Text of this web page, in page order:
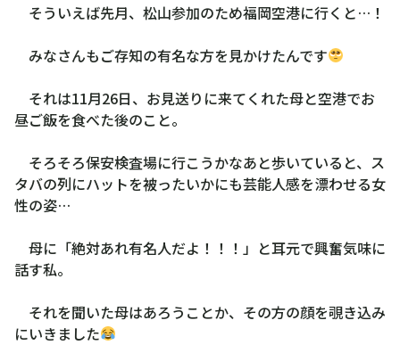
そういえば先月、松山参加のため福岡空港に行くと…！
みなさんもご存知の有名な方を見かけたんです
それは11月26日、お見送りに来てくれた母と空港でお
昼ご飯を食べた後のこと。
そろそろ保安検査場に行こうかなあと歩いていると、ス
タバの列にハットを被ったいかにも芸能人感を漂わせる女
性の姿…
母に「絶対あれ有名人だよ！！！」と耳元で興奮気味に
話す私。
それを聞いた母はあろうことか、その方の顔を覗き込み
にいきました